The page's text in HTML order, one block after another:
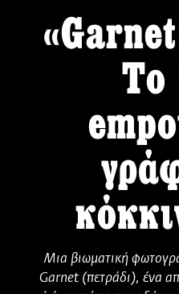
Το
Μια βιωματική
Garnet (πετράδι), ένα